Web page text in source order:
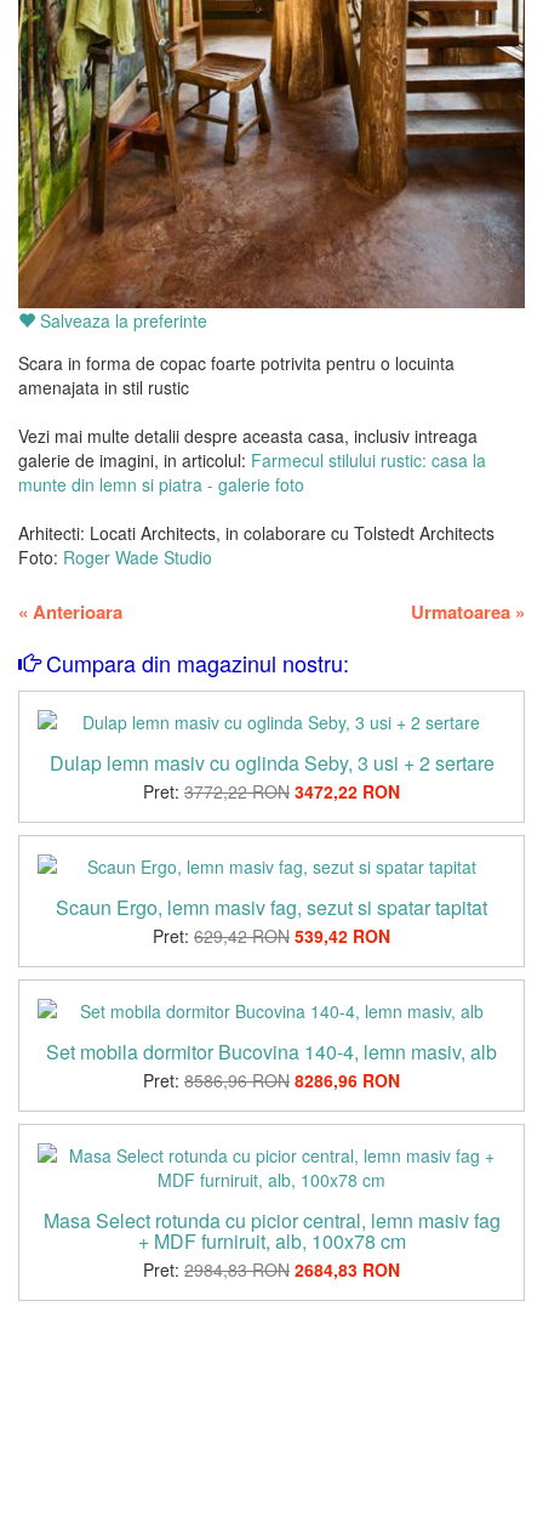
Salveaza la preferinte
Scara in forma de copac foarte potrivita pentru o locuinta
amenajata in stil rustic
Vezi mai multe detalii despre aceasta casa, inclusiv intreaga
galerie de imagini, in articolul: Farmecul stilului rustic: casa la
munte din lemn si piatra - galerie foto
Arhitecti: Locati Architects, in colaborare cu Tolstedt Architects
Foto: Roger Wade Studio
« Anterioara Urmatoarea »
Cumpara din magazinul nostru:
Dulap lemn masiv cu oglinda Seby, 3 usi + 2 sertare
Pret: 3772,22 RON 3472,22 RON
Scaun Ergo, lemn masiv fag, sezut si spatar tapitat
Pret: 629,42 RON 539,42 RON
Set mobila dormitor Bucovina 140-4, lemn masiv, alb
Pret: 8586,96 RON 8286,96 RON
Masa Select rotunda cu picior central, lemn masiv fag
+ MDF furniruit, alb, 100x78 cm
Pret: 2984,83 RON 2684,83 RON